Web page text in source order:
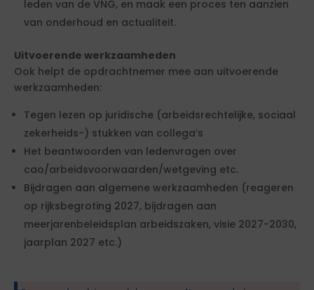
leden van de VNG, en maak een proces ten aanzien
van onderhoud en actualiteit.
Uitvoerende werkzaamheden
Ook helpt de opdrachtnemer mee aan uitvoerende
werkzaamheden:
Tegen lezen op juridische (arbeidsrechtelijke, sociaal
zekerheids-) stukken van collega’s
Het beantwoorden van ledenvragen over
cao/arbeidsvoorwaarden/wetgeving etc.
Bijdragen aan algemene werkzaamheden (reageren
op rijksbegroting 2027, bijdragen aan
meerjarenbeleidsplan arbeidszaken, visie 2027-2030,
jaarplan 2027 etc.)